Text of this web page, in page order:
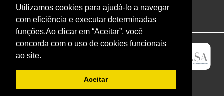
Utilizamos cookies para ajudá-lo a navegar
com eficiência e executar determinadas
funções.Ao clicar em “Aceitar”, você
concorda com o uso de cookies funcionais
ao site.
Aceitar